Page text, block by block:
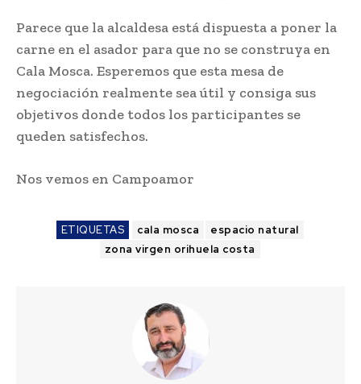
Parece que la alcaldesa está dispuesta a poner la
carne en el asador para que no se construya en
Cala Mosca. Esperemos que esta mesa de
negociación realmente sea útil y consiga sus
objetivos donde todos los participantes se
queden satisfechos.
Nos vemos en Campoamor
ETIQUETAS cala mosca
espacio natural
zona virgen orihuela costa